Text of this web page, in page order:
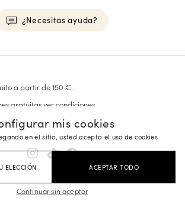
mis cookies
en el sitio, usted acepta el uso de cookies
ELECCIÓN ACEPTAR TODO
Continuar sin aceptar
¿Necesitas ayuda?
Hombre
Hombre
a partir de 150 € .
gratuitasver condiciones